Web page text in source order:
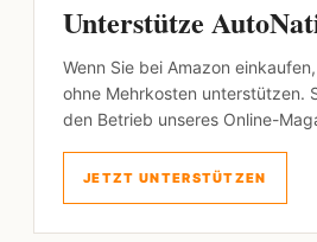
Unterstütze
Wenn Sie bei Amazon
ohne Mehrkosten unterstützen.
den Betrieb unseres Online-
JETZT UNTERSTÜTZEN